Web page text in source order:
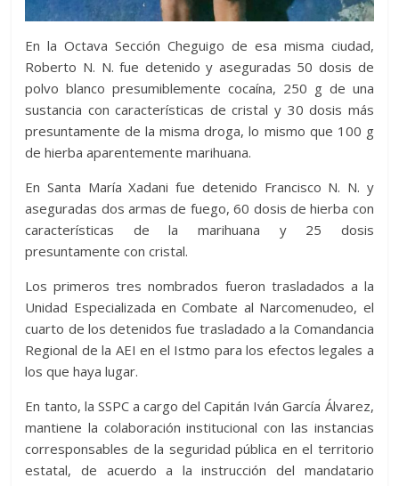
En la Octava Sección Cheguigo de esa misma ciudad,
Roberto N. N. fue detenido y aseguradas 50 dosis de
polvo blanco presumiblemente cocaína, 250 g de una
sustancia con características de cristal y 30 dosis más
presuntamente de la misma droga, lo mismo que 100 g
de hierba aparentemente marihuana.
En Santa María Xadani fue detenido Francisco N. N. y
aseguradas dos armas de fuego, 60 dosis de hierba con
características de la marihuana y 25 dosis
presuntamente con cristal.
Los primeros tres nombrados fueron trasladados a la
Unidad Especializada en Combate al Narcomenudeo, el
cuarto de los detenidos fue trasladado a la Comandancia
Regional de la AEI en el Istmo para los efectos legales a
los que haya lugar.
En tanto, la SSPC a cargo del Capitán Iván García Álvarez,
mantiene la colaboración institucional con las instancias
corresponsables de la seguridad pública en el territorio
estatal, de acuerdo a la instrucción del mandatario